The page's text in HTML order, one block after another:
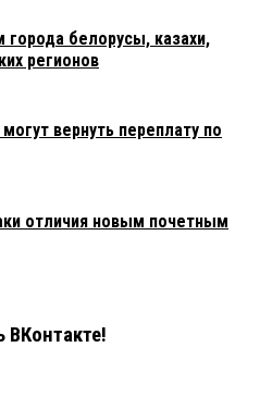
белорусы, казахи,
регионов
вернуть переплату по
отличия новым почетным
ВКонтакте!